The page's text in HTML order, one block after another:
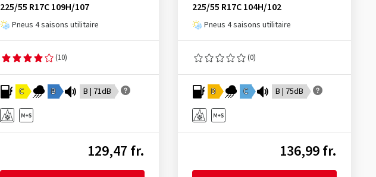
225/55 R17C 109H/107
Pneus 4 saisons utilitaire
(10)
C B B | 71dB
129,47 fr.
225/55 R17C 104H/102
Pneus 4 saisons utilitaire
(0)
D C B | 75dB
136,99 fr.